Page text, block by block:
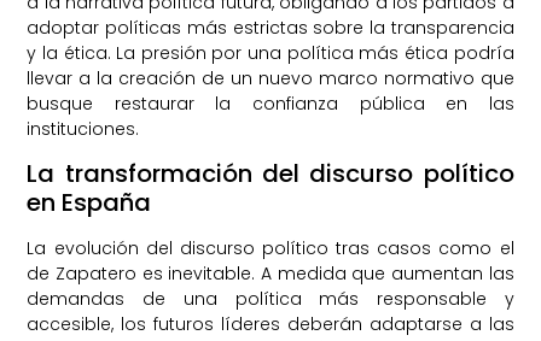
adoptar políticas más estrictas sobre la transparencia
y la ética. La presión por una política más ética podría
llevar a la creación de un nuevo marco normativo que
busque restaurar la confianza pública en las
instituciones.
La transformación del discurso político
en España
La evolución del discurso político tras casos como el
de Zapatero es inevitable. A medida que aumentan las
demandas de una política más responsable y
accesible, los futuros líderes deberán adaptarse a las